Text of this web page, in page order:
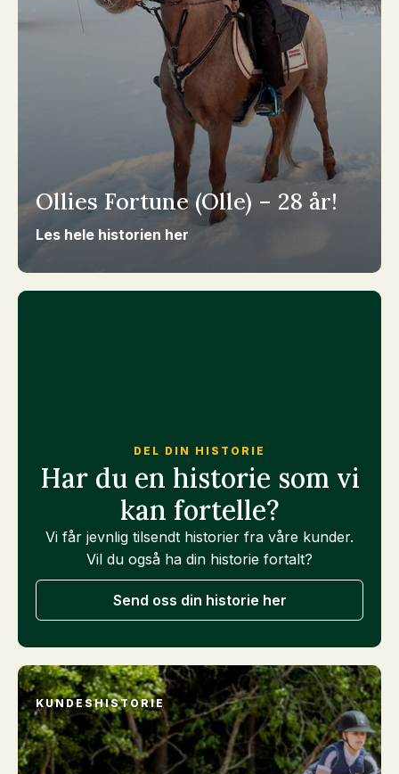
Ollies Fortune (Olle) – 28 år!
Les hele historien her
DEL DIN HISTORIE
Har du en historie som vi
kan fortelle?
Vi får jevnlig tilsendt historier fra våre kunder.
Vil du også ha din historie fortalt?
Send oss din historie her
KUNDESHISTORIE